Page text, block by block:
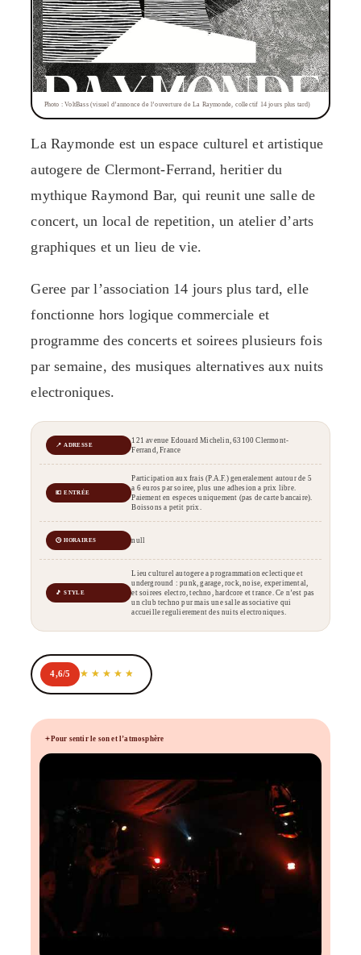
Photo : VoltBass (visuel d’annonce de l’ouverture de La Raymonde, collectif 14 jours plus tard)
La Raymonde est un espace culturel et artistique
autogere de Clermont-Ferrand, heritier du
mythique Raymond Bar, qui reunit une salle de
concert, un local de repetition, un atelier d’arts
graphiques et un lieu de vie.
Geree par l’association 14 jours plus tard, elle
fonctionne hors logique commerciale et
programme des concerts et soirees plusieurs fois
par semaine, des musiques alternatives aux nuits
electroniques.
📍 ADRESSE
121 avenue Edouard Michelin, 63100 Clermont-
Ferrand, France
💶 ENTRÉE
Participation aux frais (P.A.F.) generalement autour de 5
a 6 euros par soiree, plus une adhesion a prix libre.
Paiement en especes uniquement (pas de carte bancaire).
Boissons a petit prix.
🕒 HORAIRES null
🎵 STYLE
Lieu culturel autogere a programmation eclectique et
underground : punk, garage, rock, noise, experimental,
et soirees electro, techno, hardcore et trance. Ce n’est pas
un club techno pur mais une salle associative qui
accueille regulierement des nuits electroniques.
4,6/5
Pour sentir le son et l’atmosphère